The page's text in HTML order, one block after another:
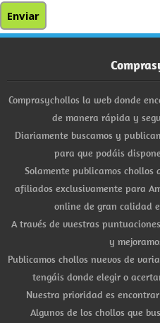
Comprasychollos la web donde
de manera rápida y
Diariamente buscamos y
para que podáis
Solamente publicamos chollos
afiliados exclusivamente para
online de gran calidad
A través de vuestras
y
Publicamos chollos nuevos de
tengáis donde elegir o
Nuestra prioridad es
Algunos de los chollos que